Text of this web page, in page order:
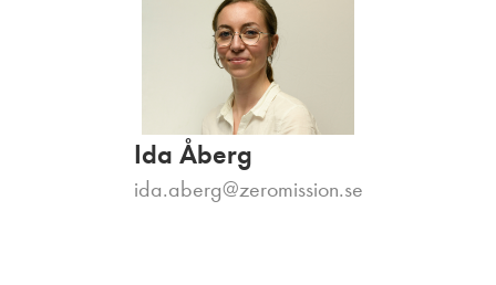
Ida Åberg
ida.aberg@zeromission.se